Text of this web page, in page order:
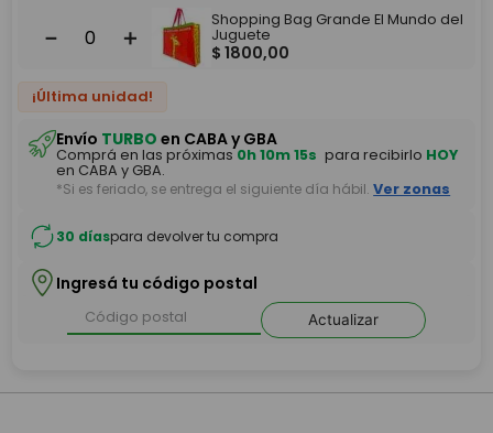
＋
－
Shopping Bag Grande El Mundo del
Juguete
$ 1800,00
¡Última unidad!
Envío TURBO en CABA y GBA
Comprá en las próximas0h 10m 15s para recibirlo HOY
en CABA y GBA.
*Si es feriado, se entrega el siguiente día hábil. Ver zonas
30 díaspara devolver tu compra
Ingresá tu código postal
Actualizar